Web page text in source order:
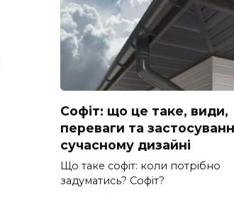
Софіт: що це таке, види,
переваги та
сучасному дизайні
Що таке софіт: коли потрібно
задуматись? Софіт?